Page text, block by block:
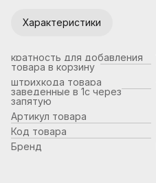
Характеристики
кратность для добавления
товара в корзину
штрихкода товара
заведенные в 1с через
запятую
Артикул товара
Код товара
Бренд